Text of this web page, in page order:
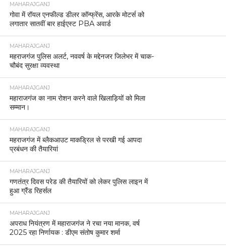
MAHARAJGANJ
गोवा में रॉयल एनफील्ड डीलर कॉन्फ्रेंस, आरके मोटर्स को
लगातार सातवीं बार हाईएस्ट PBA अवार्ड
MAHARAJGANJ
महराजगंज पुलिस अलर्ट, नववर्ष के मद्देनजर जिलेभर में चाक-
चौबंद सुरक्षा व्यवस्था
MAHARAJGANJ
महाराजगंज का नाम रोशन करने वाले खिलाड़ियों को मिला
सम्मान।
MAHARAJGANJ
महराजगंज में ब्लैकआउट माकड्रिल से परखी गई आपदा
प्रबंधन की तैयारियां
MAHARAJGANJ
गणतंत्र दिवस परेड की तैयारियों को लेकर पुलिस लाइन में
हुआ ग्रैंड रिहर्सल
MAHARAJGANJ
अपराध नियंत्रण में महाराजगंज ने रचा नया मानक, वर्ष
2025 रहा निर्णायक : डीएम संतोष कुमार शर्मा